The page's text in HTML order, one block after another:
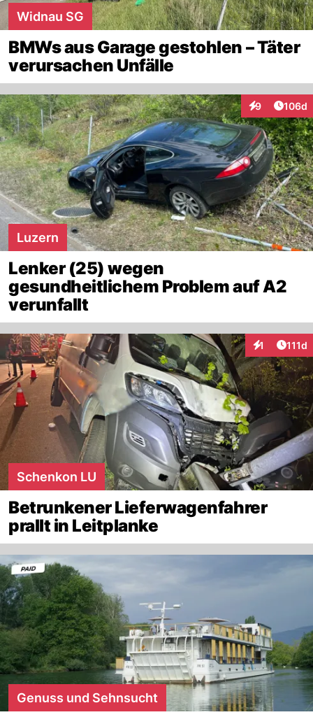
Widnau SG
BMWs aus Garage gestohlen – Täter
verursachen Unfälle
9
Interaktionen
106d
Luzern
Lenker (25) wegen
gesundheitlichem Problem auf A2
verunfallt
1
Interaktionen
111d
Schenkon LU
Betrunkener Lieferwagenfahrer
prallt in Leitplanke
Genuss und Sehnsucht